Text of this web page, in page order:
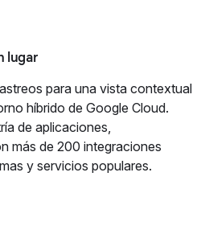
lugar
para una vista contextual
híbrido de Google Cloud.
de aplicaciones,
más de 200 integraciones
y servicios populares.